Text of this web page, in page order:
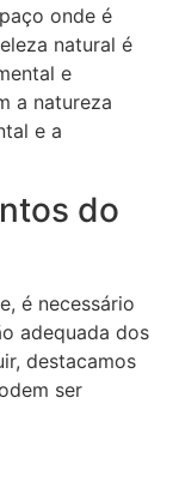
onde é
natural é
e
a natureza
e a
do
é necessário
adequada dos
destacamos
ser